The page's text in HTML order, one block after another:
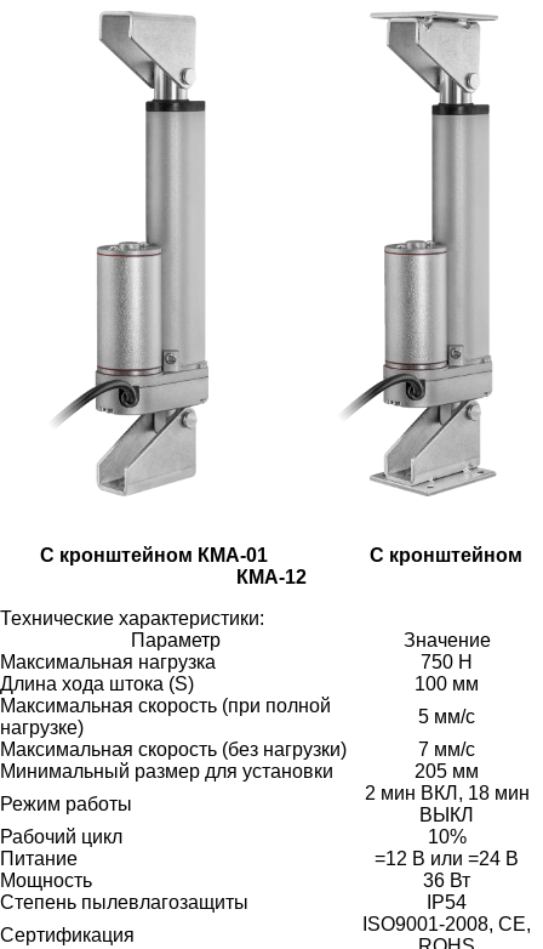
С кронштейном КМА-01 С кронштейном
КМА-12
Технические характеристики:
Параметр
Значение
Максимальная нагрузка
750 Н
Длина хода штока (S)
100 мм
Максимальная скорость (при полной
нагрузке)
5 мм/с
Максимальная скорость (без нагрузки)
7 мм/с
Минимальный размер для установки
205 мм
Режим работы
2 мин ВКЛ, 18 мин
ВЫКЛ
Рабочий цикл
10%
Питание
=12 В или =24 В
Мощность
36 Вт
Степень пылевлагозащиты
IP54
Сертификация
ISO9001-2008, CE,